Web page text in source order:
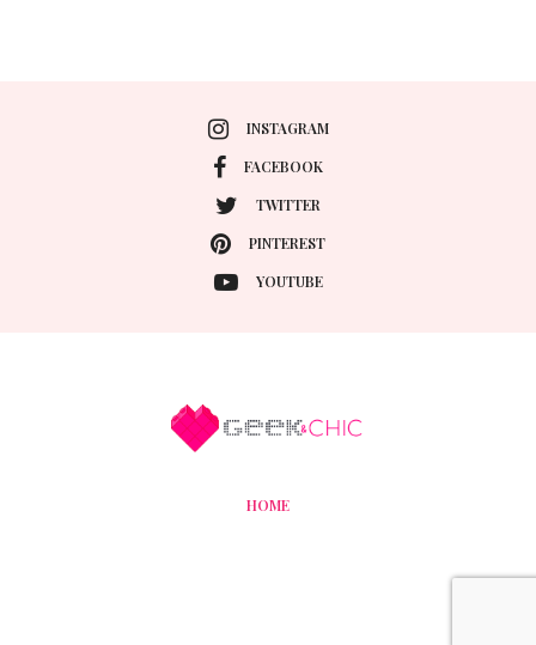
INSTAGRAM
FACEBOOK
TWITTER
PINTEREST
YOUTUBE
HOME